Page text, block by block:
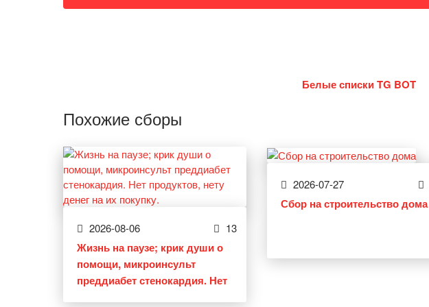
Белые списки TG BOT
Похожие сборы
2026-08-06 13
Жизнь на паузе; крик души о
помощи, микроинсульт
преддиабет стенокардия. Нет
2026-07-27
Сбор на строительство дома